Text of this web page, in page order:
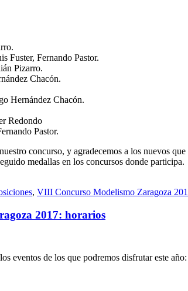
Fuster, Fernando Pastor.
Pizarro.
Chacón.
Hernández Chacón.
Redondo
Pastor.
concurso, y agradecemos a los nuevos
medallas en los concursos donde participa.
, VIII Concurso Modelismo Zaragoza
2017: horarios
eventos de los que podremos disfrutar este año: